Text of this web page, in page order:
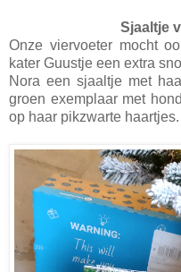
Sjaaltje
Onze viervoeter mocht
kater Guustje een extra
Nora een sjaaltje met
groen exemplaar met
op haar pikzwarte haartjes.